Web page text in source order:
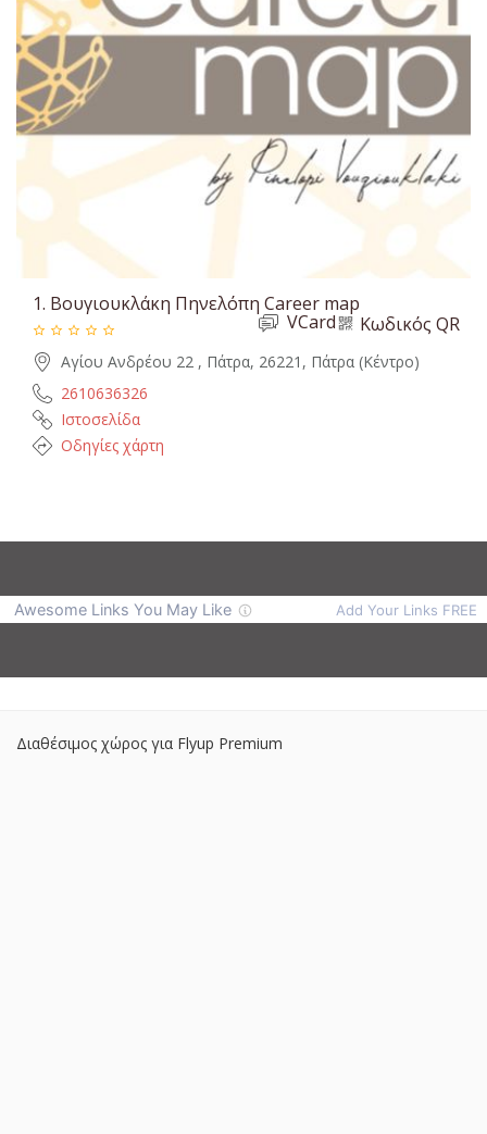
1. Βουγιουκλάκη Πηνελόπη Career map
Κωδικός QR
VCard
Αγίου Ανδρέου 22 , Πάτρα, 26221, Πάτρα (Κέντρο)
2610636326
Ιστοσελίδα
Οδηγίες χάρτη
Διαθέσιμος χώρος για Flyup Premium